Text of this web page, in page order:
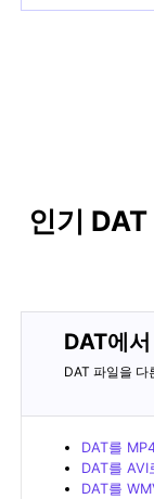
인기
DAT에
DAT 파일을 다
DAT를
DAT를 AVI
DAT를